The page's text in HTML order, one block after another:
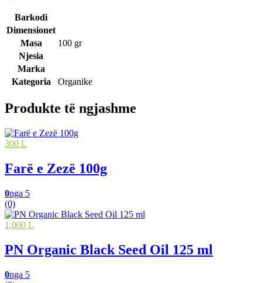
Barkodi
Dimensionet
Masa
100 gr
Njesia
Marka
Kategoria
Organike
Produkte të ngjashme
300 L
Farë e Zezë 100g
0nga 5
(0)
1,000 L
PN Organic Black Seed Oil 125 ml
0nga 5